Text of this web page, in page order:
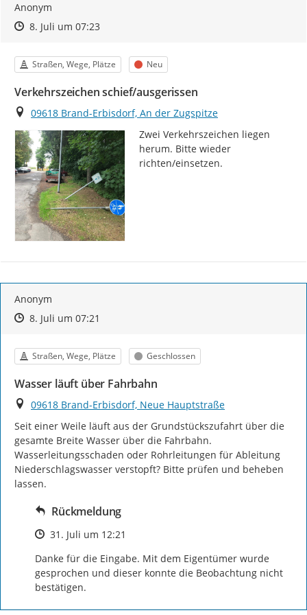
Anonym
Zeitpunkt des Erstellens
Zeitpunkt des Erstellens
8. Juli um 07:23Zur Äußerung
Kategorie
Straßen, Wege, Plätze Status
Neu
Verkehrszeichen schief/ausgerissen
Ort
09618 Brand-Erbisdorf, An der Zugspitze
Zwei Verkehrszeichen liegen
herum. Bitte wieder
richten/einsetzen.
Anonym
Zeitpunkt des Erstellens
Zeitpunkt des Erstellens
8. Juli um 07:21
Kategorie
Straßen, Wege, Plätze Status
Geschlossen
Wasser läuft über Fahrbahn
Ort
09618 Brand-Erbisdorf, Neue Hauptstraße
Seit einer Weile läuft aus der Grundstückszufahrt über die
gesamte Breite Wasser über die Fahrbahn.
Wasserleitungsschaden oder Rohrleitungen für Ableitung
Niederschlagswasser verstopft? Bitte prüfen und beheben
lassen.
Rückmeldung
Zeitpunkt des Erstellens
31. Juli um 12:21
Danke für die Eingabe. Mit dem Eigentümer wurde
gesprochen und dieser konnte die Beobachtung nicht
bestätigen.